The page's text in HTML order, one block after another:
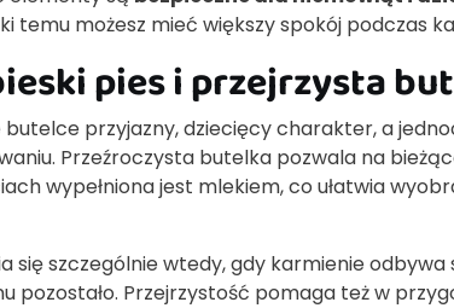
temu możesz mieć większy spokój podczas
pies i przejrzysta
butelce przyjazny, dziecięcy charakter, a
Przeźroczysta butelka pozwala na
wypełniona jest mlekiem, co ułatwia
się szczególnie wtedy, gdy karmienie
pozostało. Przejrzystość pomaga też w